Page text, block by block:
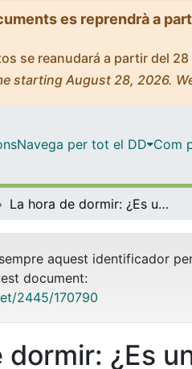
es reprendrà a
se reanudará a partir del
starting August 28, 2026.
Navega per tot el DD Com
La hora de dormir: ¿Es un parámetro útil para un dietista-nutricionista?
aquest identificador
document:
2445/170790
dormir: ¿Es